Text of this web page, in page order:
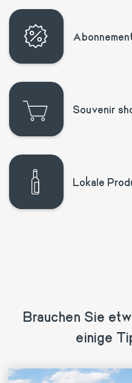
Souvenir
Lokale
Brauchen Sie
einige